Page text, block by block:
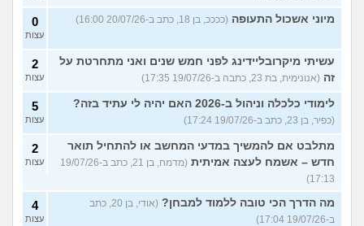
מיוני אשכול התעופה (ככככ, בן 18, כתב ב-20/07/26 16:00) 0
עצות
עשיתי מיקרובליידינג לפני חמש שנים ואני מתחרטת על
זה (אנונימית, בת 23, כתבה ב-19/07/26 17:35)
2
עצות
לימודי כלכלה וניהול ב-2026 האם יהיה לי עתיד בזה?
(כפיר, בן 23, כתב ב-19/07/26 17:24)
5
עצות
מתלבט אם להמשיך במדעי המחשב או להתחיל תואר
חדש – אשמח לעצה אמיתית
(מדמח, בן 21, כתב ב-19/07/26
17:13)
2
עצות
מה הדרך הכי טובה ללמוד למבחן?
(אודי, בן 20, כתב
ב-19/07/26 17:04)
4
עצות